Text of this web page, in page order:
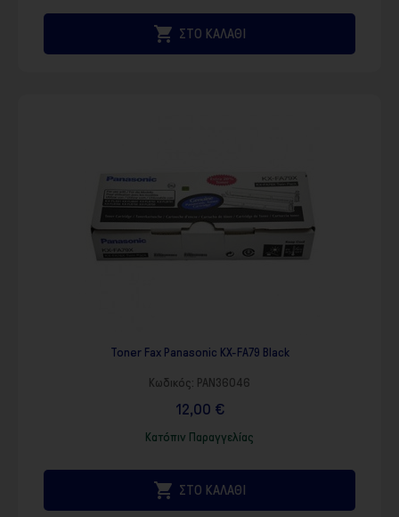
 ΣΤΟ ΚΑΛΑΘΙ
Toner Fax Panasonic KX-FA79 Black
Κωδικός: PAN36046
12,00 €
Κατόπιν Παραγγελίας
 ΣΤΟ ΚΑΛΑΘΙ